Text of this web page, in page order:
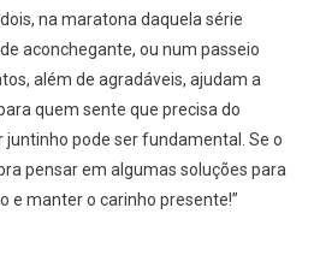
na maratona daquela série
aconchegante, ou num passeio
além de agradáveis, ajudam a
quem sente que precisa do
pode ser fundamental. Se o
pensar em algumas soluções para
e manter o carinho presente!”